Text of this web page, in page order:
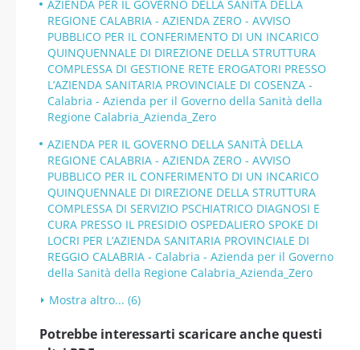
AZIENDA PER IL GOVERNO DELLA SANITÀ DELLA
REGIONE CALABRIA - AZIENDA ZERO - AVVISO
PUBBLICO PER IL CONFERIMENTO DI UN INCARICO
QUINQUENNALE DI DIREZIONE DELLA STRUTTURA
COMPLESSA DI GESTIONE RETE EROGATORI PRESSO
L’AZIENDA SANITARIA PROVINCIALE DI COSENZA -
Calabria - Azienda per il Governo della Sanità della
Regione Calabria_Azienda_Zero
AZIENDA PER IL GOVERNO DELLA SANITÀ DELLA
REGIONE CALABRIA - AZIENDA ZERO - AVVISO
PUBBLICO PER IL CONFERIMENTO DI UN INCARICO
QUINQUENNALE DI DIREZIONE DELLA STRUTTURA
COMPLESSA DI SERVIZIO PSCHIATRICO DIAGNOSI E
CURA PRESSO IL PRESIDIO OSPEDALIERO SPOKE DI
LOCRI PER L’AZIENDA SANITARIA PROVINCIALE DI
REGGIO CALABRIA - Calabria - Azienda per il Governo
della Sanità della Regione Calabria_Azienda_Zero
Mostra altro... (6)
Potrebbe interessarti scaricare anche questi